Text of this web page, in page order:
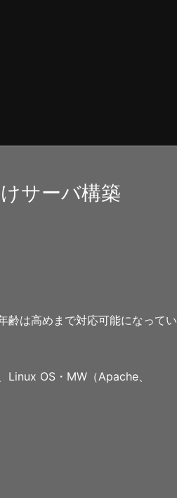
サーバ構築
齢は高めまで対応可能になってい
Linux OS・MW（Apache、